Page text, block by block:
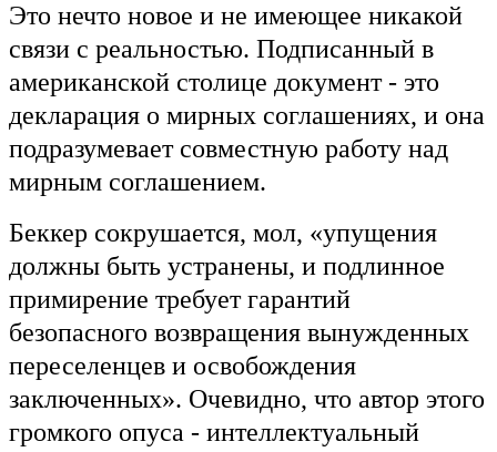
Это нечто новое и не имеющее никакой
связи с реальностью. Подписанный в
американской столице документ - это
декларация о мирных соглашениях, и она
подразумевает совместную работу над
мирным соглашением.
Беккер сокрушается, мол, «упущения
должны быть устранены, и подлинное
примирение требует гарантий
безопасного возвращения вынужденных
переселенцев и освобождения
заключенных». Очевидно, что автор этого
громкого опуса - интеллектуальный